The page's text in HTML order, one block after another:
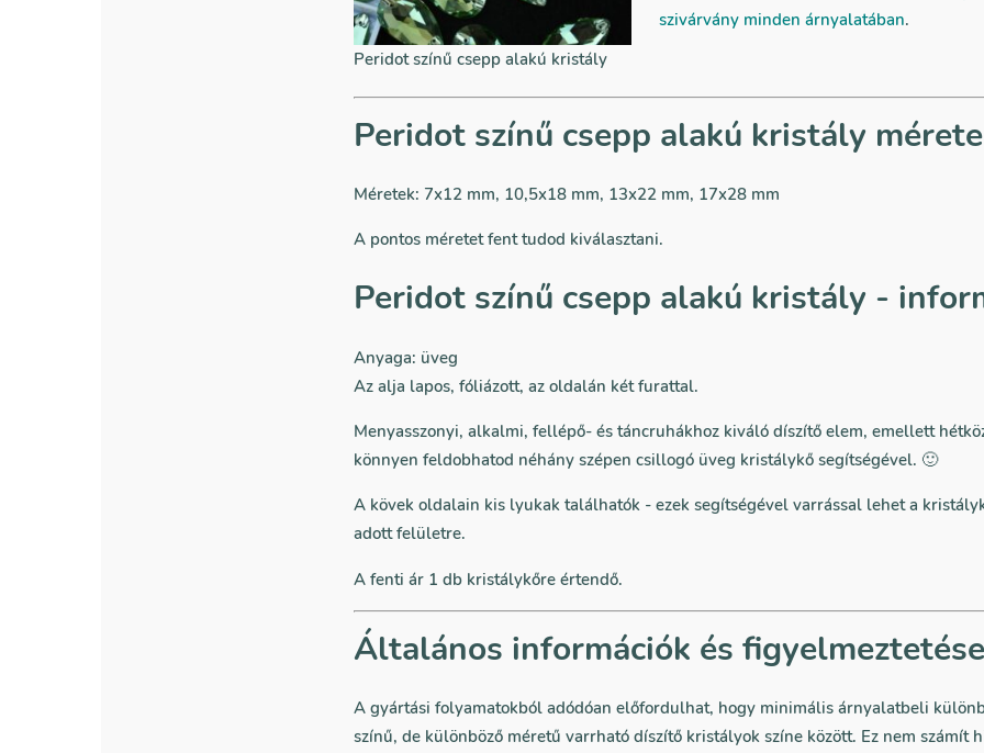
Peridot színű csepp alakú kristály
szivárvány minden árnyalatában.
Peridot színű csepp alakú kristály
Méretek: 7x12 mm, 10,5x18 mm, 13x22 mm, 17x28 mm
A pontos méretet fent tudod kiválasztani.
Peridot színű csepp alakú kristály -
Anyaga: üveg
Az alja lapos, fóliázott, az oldalán két furattal.
Menyasszonyi, alkalmi, fellépő- és táncruhákhoz kiváló díszítő elem, emellett
könnyen feldobhatod néhány szépen csillogó üveg kristálykő segítségével. 🙂
A kövek oldalain kis lyukak találhatók - ezek segítségével varrással lehet a
adott felületre.
A fenti ár 1 db kristálykőre értendő.
Általános információk és
A gyártási folyamatokból adódóan előfordulhat, hogy minimális árnyalatbeli
színű, de különböző méretű varrható díszítő kristályok színe között. Ez nem számít